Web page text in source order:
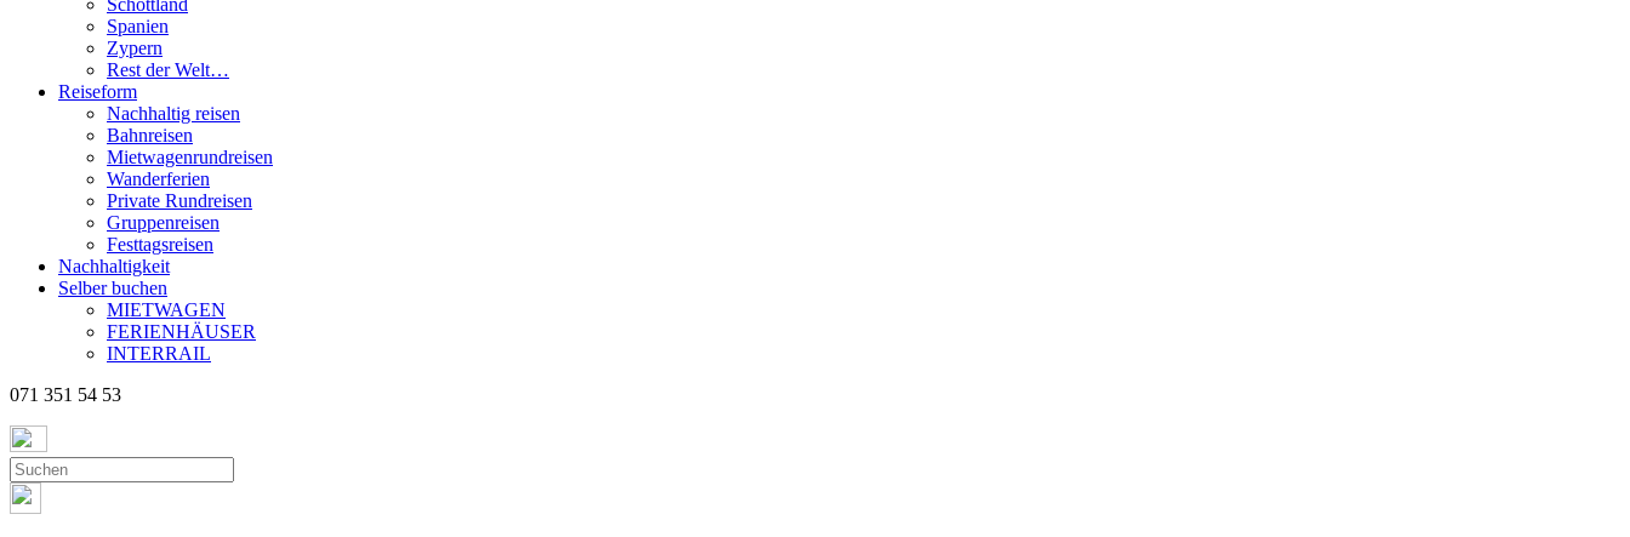
Schottland
Spanien
Zypern
Rest der Welt…
Reiseform
Nachhaltig reisen
Bahnreisen
Mietwagenrundreisen
Wanderferien
Private Rundreisen
Gruppenreisen
Festtagsreisen
Nachhaltigkeit
Selber buchen
MIETWAGEN
FERIENHÄUSER
INTERRAIL
071 351 54 53